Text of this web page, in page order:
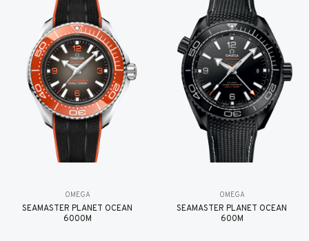
OMEGA
SEAMASTER PLANET OCEAN
6000M
OMEGA
SEAMASTER PLANET OCEAN
600M